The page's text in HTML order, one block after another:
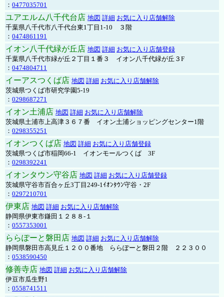
： 0477035701
ユアエルム八千代台店 地図 詳細 お気に入り店舗解除
千葉県八千代市八千代台東1丁目1-10 ３階
： 0474861191
イオン八千代緑が丘店 地図 詳細 お気に入り店舗登録
千葉県八千代市緑が丘２丁目１番３ イオン八千代緑が丘３F
： 0474804711
イーアスつくば店 地図 詳細 お気に入り店舗解除
茨城県つくば市研究学園5-19
： 0298687271
イオン土浦店 地図 詳細 お気に入り店舗解除
茨城県土浦市上高津３６７番 イオン土浦ショッピングセンター1階
： 0298355251
イオンつくば店 地図 詳細 お気に入り店舗登録
茨城県つくば市稲岡66-1 イオンモールつくば 3F
： 0298392241
イオンタウン守谷店 地図 詳細 お気に入り店舗登録
茨城県守谷市百合ヶ丘3丁目249-1ｲｵﾝﾀｳﾝ守谷・2F
： 0297210701
伊東店 地図 詳細 お気に入り店舗解除
静岡県伊東市鎌田１２８８-１
： 0557353001
ららぽーと磐田店 地図 詳細 お気に入り店舗解除
静岡県磐田市高見丘１２００番地 ららぽーと磐田２階 ２２３００
： 0538590450
修善寺店 地図 詳細 お気に入り店舗解除
伊豆市瓜生野1
： 0558741511